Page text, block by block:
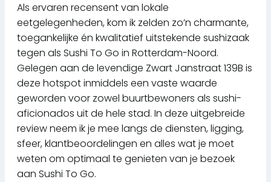
Als ervaren recensent van lokale
eetgelegenheden, kom ik zelden zo’n charmante,
toegankelijke én kwalitatief uitstekende sushizaak
tegen als Sushi To Go in Rotterdam-Noord.
Gelegen aan de levendige Zwart Janstraat 139B is
deze hotspot inmiddels een vaste waarde
geworden voor zowel buurtbewoners als sushi-
aficionados uit de hele stad. In deze uitgebreide
review neem ik je mee langs de diensten, ligging,
sfeer, klantbeoordelingen en alles wat je moet
weten om optimaal te genieten van je bezoek
aan Sushi To Go.